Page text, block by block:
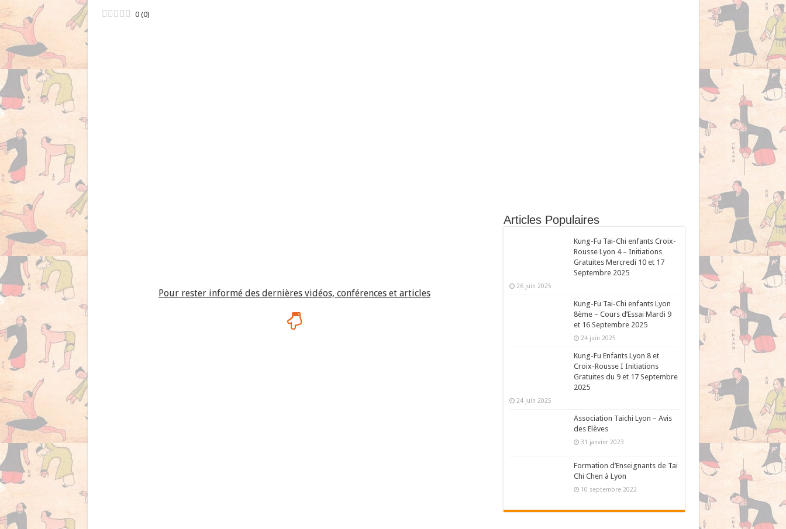
0 (0)
Pour rester informé des dernières vidéos, conférences et articles
Articles Populaires
Kung-Fu Tai-Chi enfants Croix-
Rousse Lyon 4 – Initiations
Gratuites Mercredi 10 et 17
Septembre 2025
26 juin 2025
Kung-Fu Tai-Chi enfants Lyon
8ème – Cours d’Essai Mardi 9
et 16 Septembre 2025
24 juin 2025
Kung-Fu Enfants Lyon 8 et
Croix-Rousse I Initiations
Gratuites du 9 et 17 Septembre
2025
24 juin 2025
Association Taichi Lyon – Avis
des Elèves
31 janvier 2023
Formation d’Enseignants de Tai
Chi Chen à Lyon
10 septembre 2022